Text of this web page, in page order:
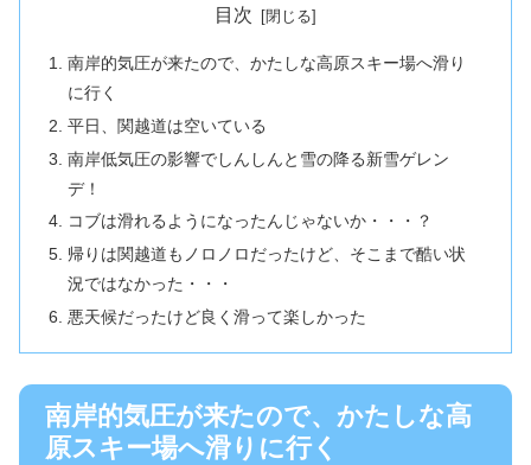
目次
南岸的気圧が来たので、かたしな高原スキー場へ滑り
に行く
平日、関越道は空いている
南岸低気圧の影響でしんしんと雪の降る新雪ゲレン
デ！
コブは滑れるようになったんじゃないか・・・？
帰りは関越道もノロノロだったけど、そこまで酷い状
況ではなかった・・・
悪天候だったけど良く滑って楽しかった
南岸的気圧が来たので、かたしな高
原スキー場へ滑りに行く